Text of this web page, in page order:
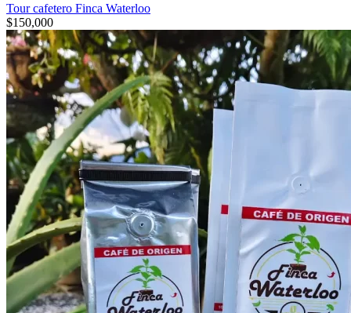
Tour cafetero Finca Waterloo
$150,000